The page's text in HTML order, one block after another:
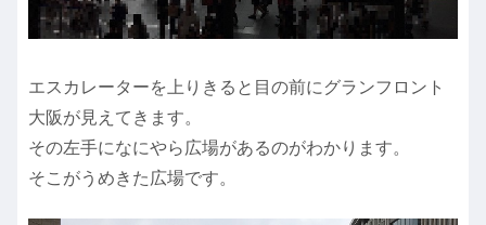
エスカレーターを上りきると目の前にグランフロント
大阪が見えてきます。
その左手になにやら広場があるのがわかります。
そこがうめきた広場です。